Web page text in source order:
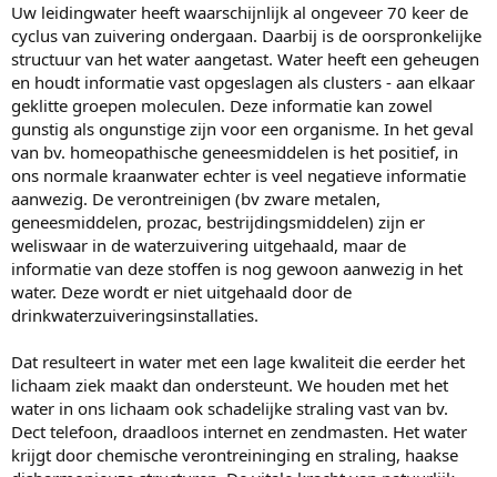
Uw leidingwater heeft waarschijnlijk al ongeveer 70 keer de
cyclus van zuivering ondergaan. Daarbij is de oorspronkelijke
structuur van het water aangetast. Water heeft een geheugen
en houdt informatie vast opgeslagen als clusters - aan elkaar
geklitte groepen moleculen. Deze informatie kan zowel
gunstig als ongunstige zijn voor een organisme. In het geval
van bv. homeopathische geneesmiddelen is het positief, in
ons normale kraanwater echter is veel negatieve informatie
aanwezig. De verontreinigen (bv zware metalen,
geneesmiddelen, prozac, bestrijdingsmiddelen) zijn er
weliswaar in de waterzuivering uitgehaald, maar de
informatie van deze stoffen is nog gewoon aanwezig in het
water. Deze wordt er niet uitgehaald door de
drinkwaterzuiveringsinstallaties.
Dat resulteert in water met een lage kwaliteit die eerder het
lichaam ziek maakt dan ondersteunt. We houden met het
water in ons lichaam ook schadelijke straling vast van bv.
Dect telefoon, draadloos internet en zendmasten. Het water
krijgt door chemische verontreininging en straling, haakse